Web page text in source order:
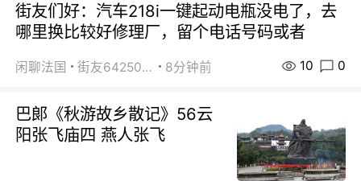
街友们好：汽车218i一键起动电瓶没电了，去
哪里换比较好修理厂，留个电话号码或者
闲聊法国 街友64250024 8分钟前 10 0
巴郞《秋游故乡散记》56云
阳张飞庙四 燕人张飞